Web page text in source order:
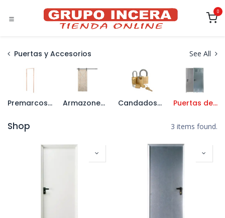
0
Puertas y Accesorios See All
Premarcos de Madera Armazones y Puertas Correderas Candados y Cerraduras Puertas de Seguridad
Shop 3 items found.